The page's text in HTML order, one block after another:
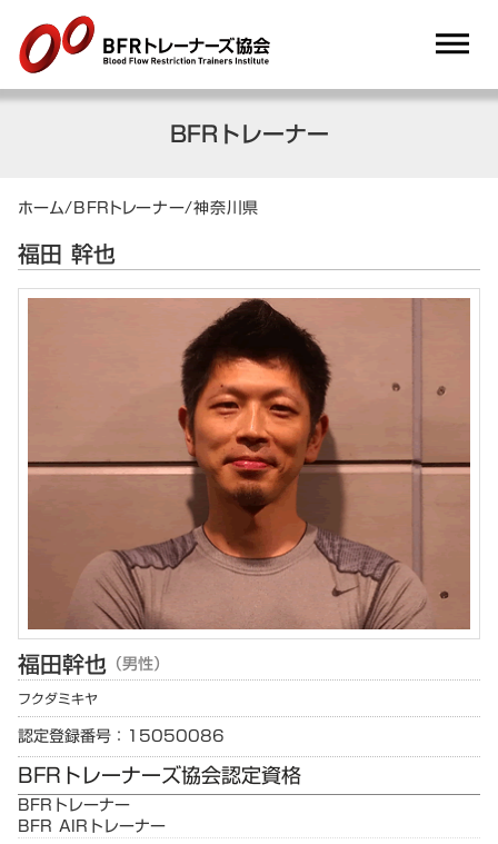
dehaze
BFRトレーナー
ホーム/BFRトレーナー/神奈川県
福田 幹也
福田幹也 （男性）
フクダミキヤ
認定登録番号：15050086
BFRトレーナーズ協会認定資格
BFRトレーナー
BFR AIRトレーナー